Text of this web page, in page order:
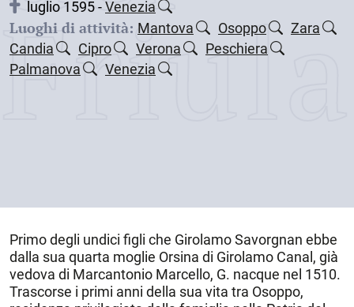
luglio 1595 -Venezia
Luoghi di attività: Mantova Osoppo
Zara
Candia
Cipro Verona
Peschiera
Palmanova
Venezia
Primo degli undici figli che Girolamo Savorgnan ebbe
dalla sua quarta moglie Orsina di Girolamo Canal, già
vedova di Marcantonio Marcello, G. nacque nel 1510.
Trascorse i primi anni della sua vita tra Osoppo,